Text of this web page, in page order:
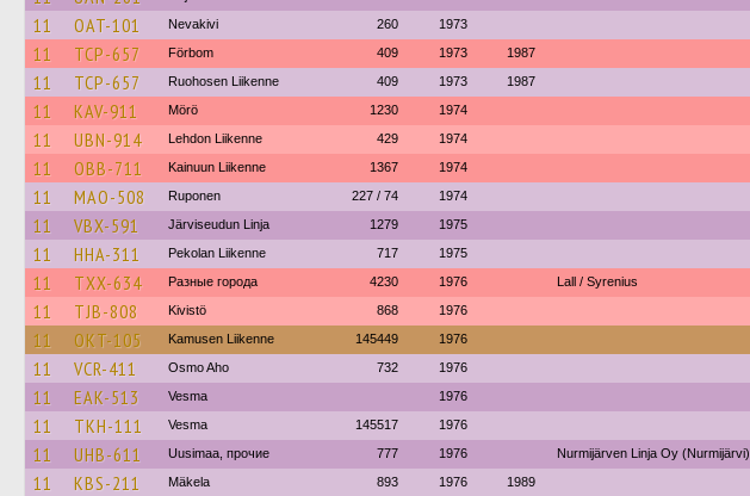
11 OAT-101 Nevakivi 260 1973
11 TCP-657 Förbom 409 1973 1987
11 TCP-657 Ruohosen Liikenne 409 1973 1987
11 KAV-911 Mörö 1230 1974
11 UBN-914 Lehdon Liikenne 429 1974
11 OBB-711 Kainuun Liikenne 1367 1974
11 MAO-508 Ruponen 227 / 74 1974
11 VBX-591 Järviseudun Linja 1279 1975
11 HHA-311 Pekolan Liikenne 717 1975
11 TXX-634 Разные города 4230 1976 Lall / Syrenius
11 TJB-808 Kivistö 868 1976
11 OKT-105 Kamusen Liikenne 145449 1976
11 VCR-411 Osmo Aho 732 1976
11 EAK-513 Vesma 1976
11 TKH-111 Vesma 145517 1976
11 UHB-611 Uusimaa, прочие 777 1976 Nurmijärven Linja Oy (Nurmijärvi)
11 KBS-211 Mäkela 893 1976 1989